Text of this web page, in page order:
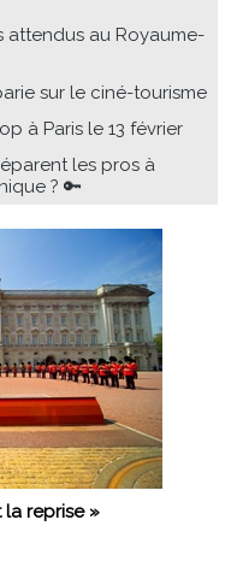
attendus au Royaume-
sur le ciné-tourisme
à Paris le 13 février
les pros à
? 🔑
la reprise »